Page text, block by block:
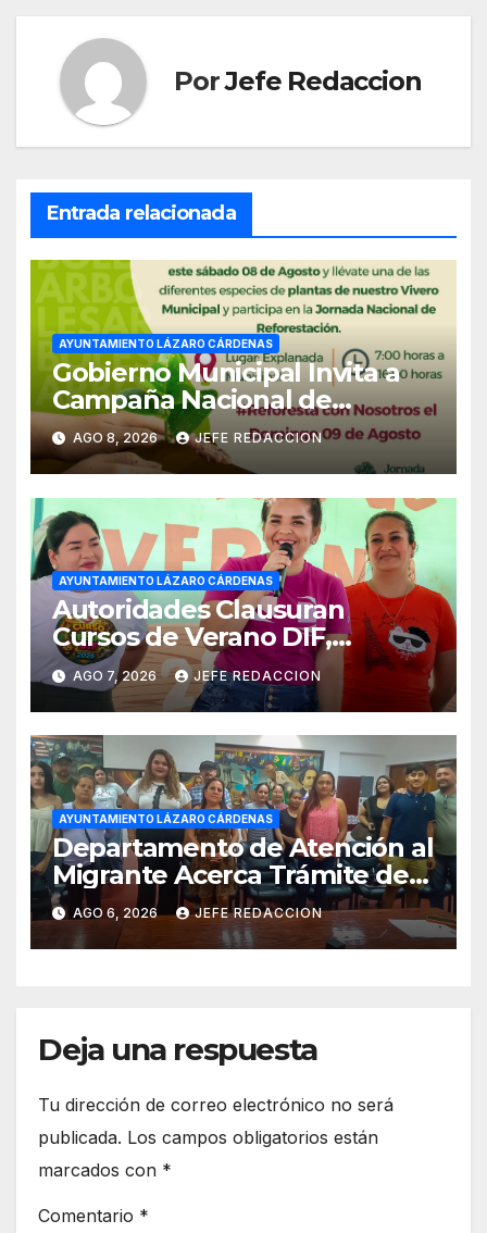
PorJefe Redaccion
Entrada relacionada
AYUNTAMIENTO LÁZARO CÁRDENAS
Gobierno Municipal Invita a
Campaña Nacional de
Reforestación
AGO 8, 2026 JEFE REDACCION
AYUNTAMIENTO LÁZARO CÁRDENAS
Autoridades Clausuran
Cursos de Verano DIF,
Seguridad Pública y Casa de
Cultura 2026
AGO 7, 2026 JEFE REDACCION
AYUNTAMIENTO LÁZARO CÁRDENAS
Departamento de Atención al
Migrante Acerca Trámite de
Pasaportes Estadounidenses
a Residentes de Lázaro
Cárdenas
AGO 6, 2026 JEFE REDACCION
Deja una respuesta
Tu dirección de correo electrónico no será
publicada. Los campos obligatorios están
marcados con *
Comentario *